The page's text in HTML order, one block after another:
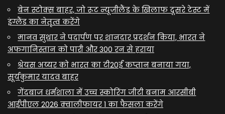
बेन स्टोक्स बाहर, जो रूट न्यूजीलैंड के खिलाफ दूसरे टेस्ट में
इंग्लैंड का नेतृत्व करेंगे
मानव सुथार ने पदार्पण पर शानदार प्रदर्शन किया, भारत ने
अफगानिस्तान को पारी और 300 रन से हराया
श्रेयस अय्यर को भारत का टी20ई कप्तान बनाया गया,
सूर्यकुमार यादव बाहर
गेंदबाज धर्मशाला में उच्च स्कोरिंग जीटी बनाम आरसीबी
आईपीएल 2026 क्वालीफायर 1 का फैसला करेंगे